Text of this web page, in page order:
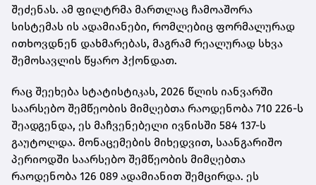
შეძენას. ამ ფილტრმა მართლაც ჩამოაშორა
სისტემას ის ადამიანები, რომლებიც ფორმალურად
ითხოვდნენ დახმარებას, მაგრამ რეალურად სხვა
შემოსავლის წყარო ჰქონდათ.
რაც შეეხება სტატისტიკას, 2026 წლის იანვარში
საარსებო შემწეობის მიმღებთა რაოდენობა 710 226-ს
შეადგენდა, ეს მაჩვენებელი ივნისში 584 137-ს
გაუტოლდა. მონაცემების მიხედვით, საანგარიშო
პერიოდში საარსებო შემწეობის მიმღებთა
რაოდენობა 126 089 ადამიანით შემცირდა. ეს